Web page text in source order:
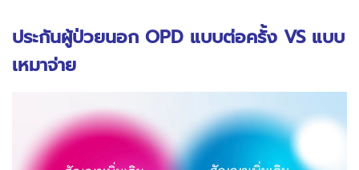
ประกันผู้ป่วยนอก OPD แบบต่อครั้ง VS แบบ
เหมาจ่าย